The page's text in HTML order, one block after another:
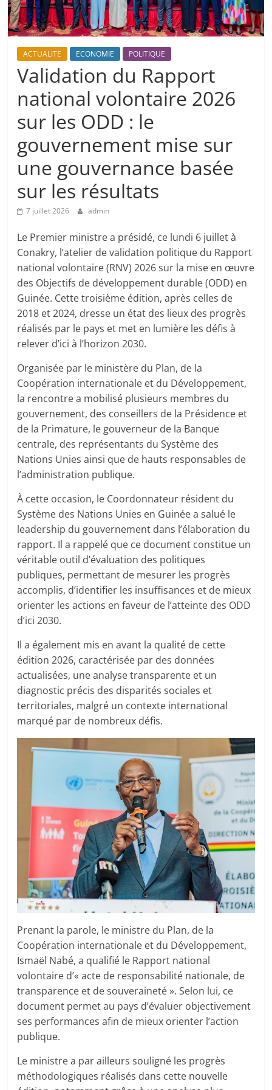
ACTUALITE ECONOMIE POLITIQUE
Validation du Rapport
national volontaire 2026
sur les ODD : le
gouvernement mise sur
une gouvernance basée
sur les résultats
7 juillet 2026 admin
Le Premier ministre a présidé, ce lundi 6 juillet à
Conakry, l’atelier de validation politique du Rapport
national volontaire (RNV) 2026 sur la mise en œuvre
des Objectifs de développement durable (ODD) en
Guinée. Cette troisième édition, après celles de
2018 et 2024, dresse un état des lieux des progrès
réalisés par le pays et met en lumière les défis à
relever d’ici à l’horizon 2030.
Organisée par le ministère du Plan, de la
Coopération internationale et du Développement,
la rencontre a mobilisé plusieurs membres du
gouvernement, des conseillers de la Présidence et
de la Primature, le gouverneur de la Banque
centrale, des représentants du Système des
Nations Unies ainsi que de hauts responsables de
l’administration publique.
À cette occasion, le Coordonnateur résident du
Système des Nations Unies en Guinée a salué le
leadership du gouvernement dans l’élaboration du
rapport. Il a rappelé que ce document constitue un
véritable outil d’évaluation des politiques
publiques, permettant de mesurer les progrès
accomplis, d’identifier les insuffisances et de mieux
orienter les actions en faveur de l’atteinte des ODD
d’ici 2030.
Il a également mis en avant la qualité de cette
édition 2026, caractérisée par des données
actualisées, une analyse transparente et un
diagnostic précis des disparités sociales et
territoriales, malgré un contexte international
marqué par de nombreux défis.
Prenant la parole, le ministre du Plan, de la
Coopération internationale et du Développement,
Ismaël Nabé, a qualifié le Rapport national
volontaire d’« acte de responsabilité nationale, de
transparence et de souveraineté ». Selon lui, ce
document permet au pays d’évaluer objectivement
ses performances afin de mieux orienter l’action
publique.
Le ministre a par ailleurs souligné les progrès
méthodologiques réalisés dans cette nouvelle